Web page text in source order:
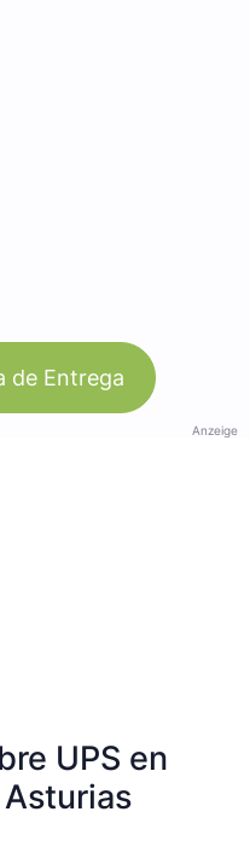
de Entrega
Anzeige
UPS en